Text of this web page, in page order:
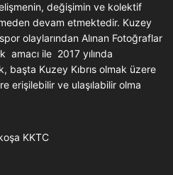
değişimin ve kolektif
devam etmektedir. Kuzey
olaylarından Alınan Fotoğraflar
amacı ile 2017 yılında
başta Kuzey Kıbrıs olmak üzere
erişilebilir ve ulaşılabilir olma
KKTC